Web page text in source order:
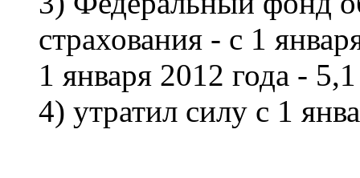
страхования - с 1
1 января 2012 года -
4) утратил силу с 1